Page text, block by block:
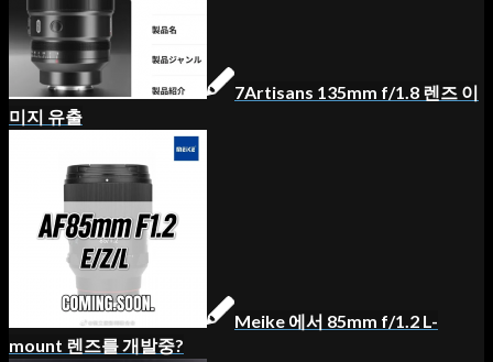
7Artisans 135mm f/1.8 렌즈 이
미지 유출
Meike 에서 85mm f/1.2 L-
mount 렌즈를 개발중?